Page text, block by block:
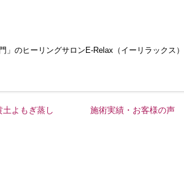
」 のヒーリングサロンE-Relax（イーリラックス）
よもぎ蒸し 施術実績・お客様の声